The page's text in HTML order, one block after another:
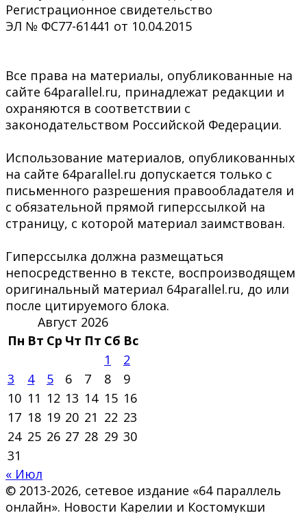
Регистрационное свидетельство
ЭЛ № ФС77-61441 от 10.04.2015
Все права на материалы, опубликованные на
сайте 64parallel.ru, принадлежат редакции и
охраняются в соответствии с
законодательством Российской Федерации.
Использование материалов, опубликованных
на сайте 64parallel.ru допускается только с
письменного разрешения правообладателя и
с обязательной прямой гиперссылкой на
страницу, с которой материал заимствован.
Гиперссылка должна размещаться
непосредственно в тексте, воспроизводящем
оригинальный материал 64parallel.ru, до или
после цитируемого блока.
Август 2026
Пн Вт Ср Чт Пт Сб Вс
1
2
3
4 5 6 7 8
9
10 11 12 13 14 15 16
17 18 19 20 21 22 23
24 25 26 27 28 29 30
31
« Июл
© 2013-2026, сетевое издание «64 параллель
онлайн». Новости Карелии и Костомукши